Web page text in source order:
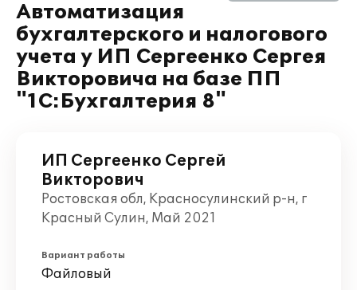
Автоматизация
бухгалтерского и налогового
учета у ИП Сергеенко Сергея
Викторовича на базе ПП
"1С:Бухгалтерия 8"
ИП Сергеенко Сергей
Викторович
Ростовская обл, Красносулинский р-н, г
Красный Сулин, Май 2021
Вариант работы
Файловый